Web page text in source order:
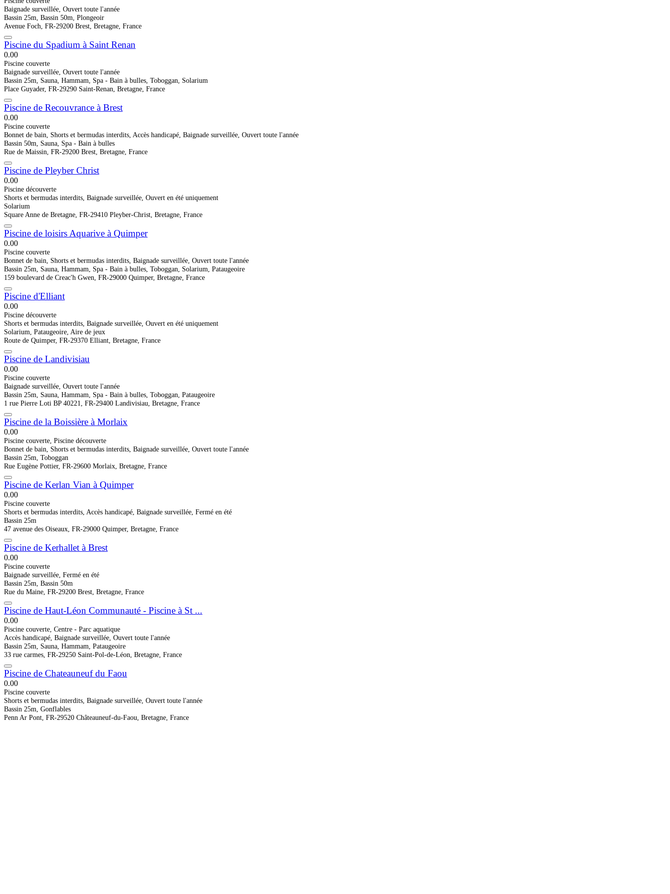
Baignade surveillée, Ouvert toute l'année
Bassin 25m, Bassin 50m, Plongeoir
Avenue Foch, FR-29200 Brest, Bretagne, France
Piscine du Spadium à Saint Renan
0.00
Piscine couverte
Baignade surveillée, Ouvert toute l'année
Bassin 25m, Sauna, Hammam, Spa - Bain à bulles, Toboggan, Solarium
Place Guyader, FR-29290 Saint-Renan, Bretagne, France
Piscine de Recouvrance à Brest
0.00
Piscine couverte
Bonnet de bain, Shorts et bermudas interdits, Accès handicapé, Baignade surveillée, Ouvert toute l'année
Bassin 50m, Sauna, Spa - Bain à bulles
Rue de Maissin, FR-29200 Brest, Bretagne, France
Piscine de Pleyber Christ
0.00
Piscine découverte
Shorts et bermudas interdits, Baignade surveillée, Ouvert en été uniquement
Solarium
Square Anne de Bretagne, FR-29410 Pleyber-Christ, Bretagne, France
Piscine de loisirs Aquarive à Quimper
0.00
Piscine couverte
Bonnet de bain, Shorts et bermudas interdits, Baignade surveillée, Ouvert toute l'année
Bassin 25m, Sauna, Hammam, Spa - Bain à bulles, Toboggan, Solarium, Pataugeoire
159 boulevard de Creac'h Gwen, FR-29000 Quimper, Bretagne, France
Piscine d'Elliant
0.00
Piscine découverte
Shorts et bermudas interdits, Baignade surveillée, Ouvert en été uniquement
Solarium, Pataugeoire, Aire de jeux
Route de Quimper, FR-29370 Elliant, Bretagne, France
Piscine de Landivisiau
0.00
Piscine couverte
Baignade surveillée, Ouvert toute l'année
Bassin 25m, Sauna, Hammam, Spa - Bain à bulles, Toboggan, Pataugeoire
1 rue Pierre Loti BP 40221, FR-29400 Landivisiau, Bretagne, France
Piscine de la Boissière à Morlaix
0.00
Piscine couverte, Piscine découverte
Bonnet de bain, Shorts et bermudas interdits, Baignade surveillée, Ouvert toute l'année
Bassin 25m, Toboggan
Rue Eugène Pottier, FR-29600 Morlaix, Bretagne, France
Piscine de Kerlan Vian à Quimper
0.00
Piscine couverte
Shorts et bermudas interdits, Accès handicapé, Baignade surveillée, Fermé en été
Bassin 25m
47 avenue des Oiseaux, FR-29000 Quimper, Bretagne, France
Piscine de Kerhallet à Brest
0.00
Piscine couverte
Baignade surveillée, Fermé en été
Bassin 25m, Bassin 50m
Rue du Maine, FR-29200 Brest, Bretagne, France
Piscine de Haut-Léon Communauté - Piscine à St ...
0.00
Piscine couverte, Centre - Parc aquatique
Accès handicapé, Baignade surveillée, Ouvert toute l'année
Bassin 25m, Sauna, Hammam, Pataugeoire
33 rue carmes, FR-29250 Saint-Pol-de-Léon, Bretagne, France
Piscine de Chateauneuf du Faou
0.00
Piscine couverte
Shorts et bermudas interdits, Baignade surveillée, Ouvert toute l'année
Bassin 25m, Gonflables
Penn Ar Pont, FR-29520 Châteauneuf-du-Faou, Bretagne, France